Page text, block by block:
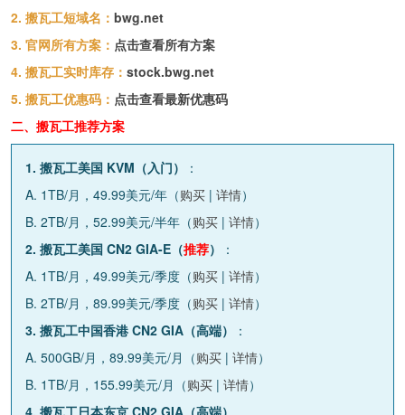
2. 搬瓦工短域名： bwg.net
3. 官网所有方案： 点击查看所有方案
4. 搬瓦工实时库存： stock.bwg.net
5. 搬瓦工优惠码： 点击查看最新优惠码
二、搬瓦工推荐方案
1. 搬瓦工美国 KVM（入门）
：
A. 1TB/月，49.99美元/年（购买 | 详情）
B. 2TB/月，52.99美元/半年（购买 | 详情）
2. 搬瓦工美国 CN2 GIA-E（推荐）
：
A. 1TB/月，49.99美元/季度（购买 | 详情）
B. 2TB/月，89.99美元/季度（购买 | 详情）
3. 搬瓦工中国香港 CN2 GIA（高端）
：
A. 500GB/月，89.99美元/月（购买 | 详情）
B. 1TB/月，155.99美元/月（购买 | 详情）
4. 搬瓦工日本东京 CN2 GIA（高端）